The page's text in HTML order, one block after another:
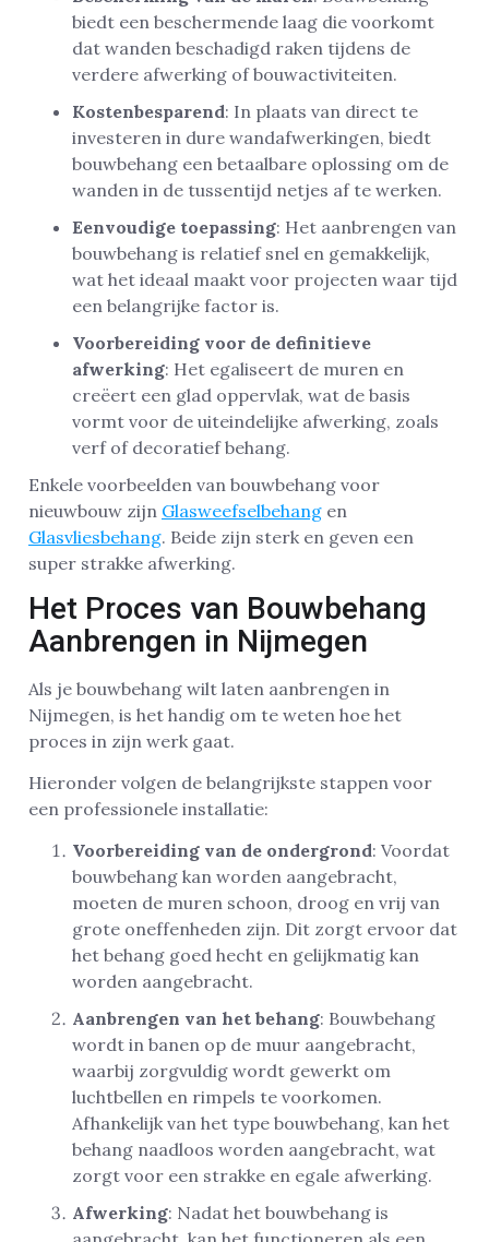
biedt een beschermende laag die voorkomt
dat wanden beschadigd raken tijdens de
verdere afwerking of bouwactiviteiten.
Kostenbesparend: In plaats van direct te
investeren in dure wandafwerkingen, biedt
bouwbehang een betaalbare oplossing om de
wanden in de tussentijd netjes af te werken.
Eenvoudige toepassing: Het aanbrengen van
bouwbehang is relatief snel en gemakkelijk,
wat het ideaal maakt voor projecten waar tijd
een belangrijke factor is.
Voorbereiding voor de definitieve
afwerking: Het egaliseert de muren en
creëert een glad oppervlak, wat de basis
vormt voor de uiteindelijke afwerking, zoals
verf of decoratief behang.
Enkele voorbeelden van bouwbehang voor
nieuwbouw zijn Glasweefselbehang en
Glasvliesbehang. Beide zijn sterk en geven een
super strakke afwerking.
Het Proces van Bouwbehang
Aanbrengen in Nijmegen
Als je bouwbehang wilt laten aanbrengen in
Nijmegen, is het handig om te weten hoe het
proces in zijn werk gaat.
Hieronder volgen de belangrijkste stappen voor
een professionele installatie:
Voorbereiding van de ondergrond: Voordat
bouwbehang kan worden aangebracht,
moeten de muren schoon, droog en vrij van
grote oneffenheden zijn. Dit zorgt ervoor dat
het behang goed hecht en gelijkmatig kan
worden aangebracht.
Aanbrengen van het behang: Bouwbehang
wordt in banen op de muur aangebracht,
waarbij zorgvuldig wordt gewerkt om
luchtbellen en rimpels te voorkomen.
Afhankelijk van het type bouwbehang, kan het
behang naadloos worden aangebracht, wat
zorgt voor een strakke en egale afwerking.
Afwerking: Nadat het bouwbehang is